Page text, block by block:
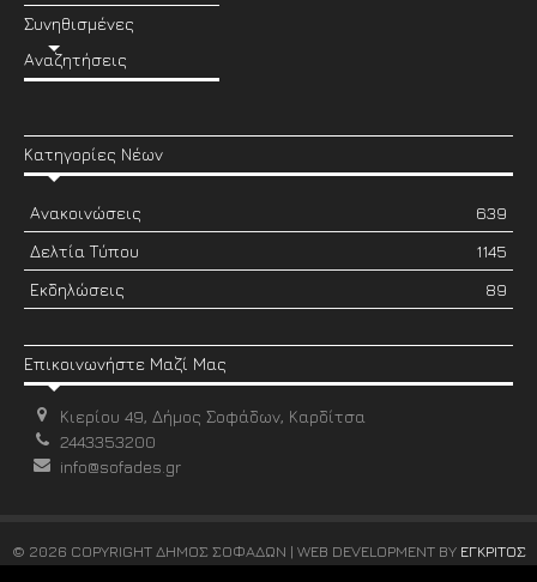
Συνηθισμένες
Αναζητήσεις
Κατηγορίες Νέων
Ανακοινώσεις
639
Δελτία Τύπου
1145
Εκδηλώσεις
89
Επικοινωνήστε Μαζί Μας
Κιερίου 49, Δήμος Σοφάδων, Καρδίτσα
2443353200
info@sofades.gr
© 2026 COPYRIGHT ΔΗΜΟΣ ΣΟΦΑΔΩΝ | WEB DEVELOPMENT BY ΕΓΚΡΙΤΟΣ